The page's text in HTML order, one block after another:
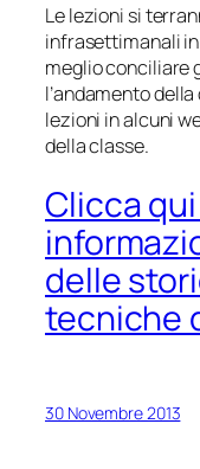
Le lezioni si
infrasettimanali
meglio conciliare
l’andamento
lezioni in alcuni
della classe.
Clicca
delle
tecniche
30 Novembre 2013